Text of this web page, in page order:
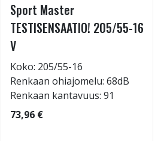
Sport Master
TESTISENSAATIO! 205/55-16
V
Koko: 205/55-16
Renkaan ohiajomelu: 68dB
Renkaan kantavuus: 91
73,96 €